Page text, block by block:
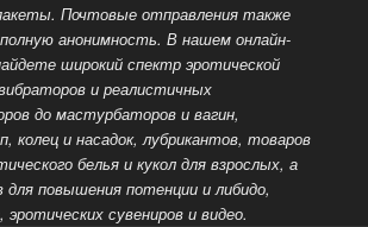
Почтовые отправления также
анонимность. В нашем онлайн-
широкий спектр эротической
и реалистичных
до мастурбаторов и вагин,
колец и насадок, лубрикантов, товаров
белья и кукол для взрослых, а
для повышения потенции и либидо,
эротических сувениров и видео.